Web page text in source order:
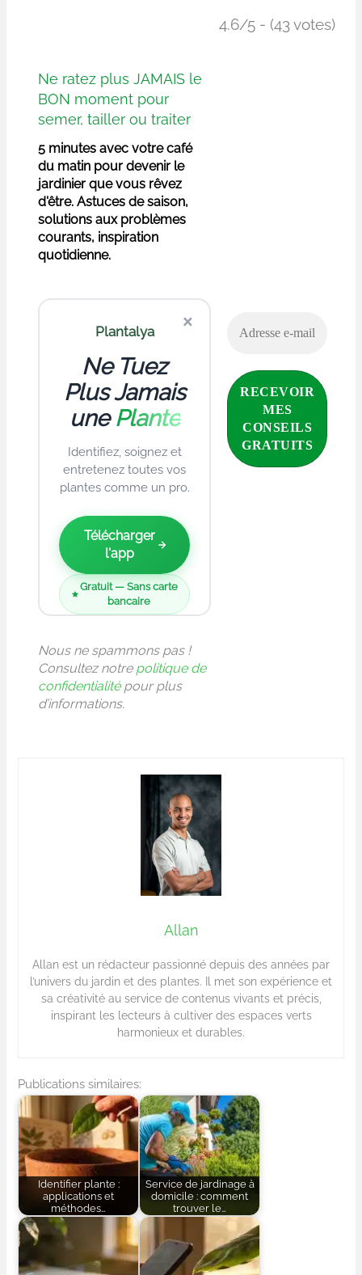
4.6/5 - (43 votes)
Ne ratez plus JAMAIS le
BON moment pour
semer, tailler ou traiter
5 minutes avec votre café
du matin pour devenir le
jardinier que vous rêvez
d'être. Astuces de saison,
solutions aux problèmes
courants, inspiration
quotidienne.
×
Plantalya
Ne Tuez
Plus Jamais
unePlante
Identifiez, soignez et
entretenez toutes vos
plantes comme un pro.
Télécharger
l'app
Gratuit — Sans carte
bancaire
Nous ne spammons pas !
Consultez notre politique de
confidentialitépour plus
d’informations.
Allan
Allan est un rédacteur passionné depuis des années par
l’univers du jardin et des plantes. Il met son expérience et
sa créativité au service de contenus vivants et précis,
inspirant les lecteurs à cultiver des espaces verts
harmonieux et durables.
Publications similaires:
Identifier plante :
applications et
méthodes…
Service de jardinage à
domicile : comment
trouver le…